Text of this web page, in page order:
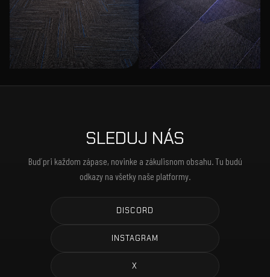
SLEDUJ NÁS
Buď pri každom zápase, novinke a zákulisnom obsahu. Tu budú
odkazy na všetky naše platformy.
DISCORD
INSTAGRAM
X